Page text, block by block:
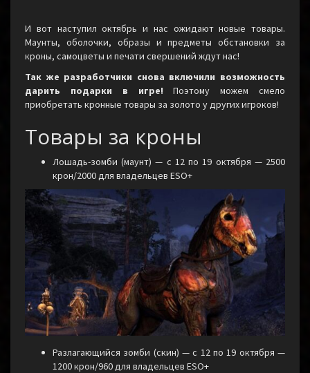
И вот наступил октябрь и нас ожидают новые товары.
Маунты, оболочки, образы и предметы обстановки за
кроны, самоцветы и печати свершений ждут нас!
Так же разработчики снова включили возможность
дарить подарки в игре! Поэтому можем смело
приобретать кронные товары за золото у других игроков!
Товары за кроны
Лошадь-зомби (маунт) — с 12 по 19 октября — 2500
крон/2000 для владельцев ESO+
Разлагающийся зомби (скин) — с 12 по 19 октября —
1200 крон/960 для владельцев ESO+